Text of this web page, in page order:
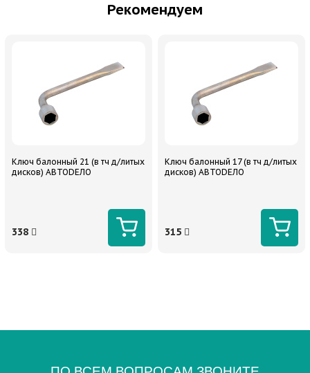
Рекомендуем
Ключ балонный 21 (в тч д/литых
дисков) АВТОDЕЛО
338
Ключ балонный 17 (в тч д/литых
дисков) АВТОDЕЛО
315